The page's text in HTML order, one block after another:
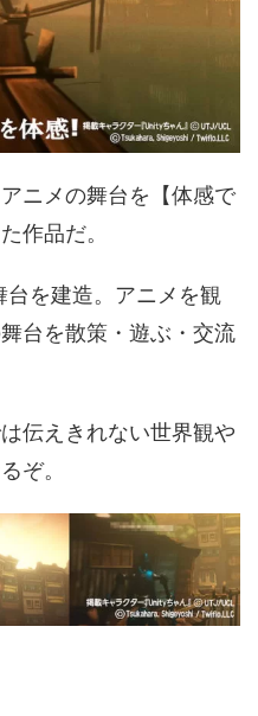
ニメの舞台を【体感で
作品だ。
を建造。アニメを観
台を散策・遊ぶ・交流
伝えきれない世界観や
ぞ。